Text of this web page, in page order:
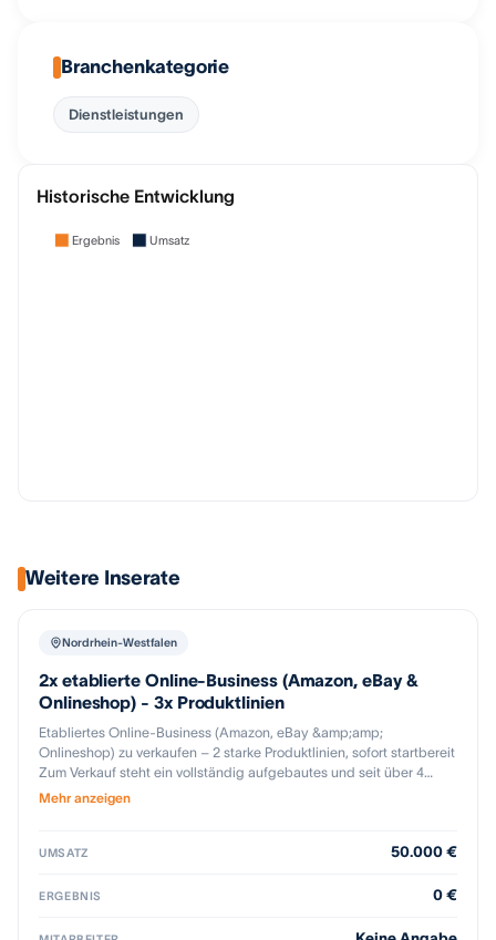
Branchenkategorie
Dienstleistungen
Historische Entwicklung
Ergebnis Umsatz
Weitere Inserate
Nordrhein-Westfalen
2x etablierte Online-Business (Amazon, eBay &
Onlineshop) - 3x Produktlinien
Etabliertes Online-Business (Amazon, eBay &amp;amp;
Onlineshop) zu verkaufen – 2 starke Produktlinien, sofort startbereit
Zum Verkauf steht ein vollständig aufgebautes und seit über 4
Jahren erfolgreich betriebenes Online-Business mit drei
auszugleichen und stabile Umsätze zu sichern. Highlights: - Seit 4
Hochwertige Listings, Content &amp;amp; fertiger Markenauftritt -
Eingetragene Marke inklusive aller Rechte - Komplettes Business
Mehr anzeigen
UMSATZ 50.000 €
ERGEBNIS 0 €